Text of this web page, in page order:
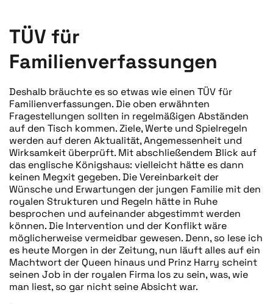
TÜV für
Familienverfassungen
Deshalb bräuchte es so etwas wie einen TÜV für
Familienverfassungen. Die oben erwähnten
Fragestellungen sollten in regelmäßigen Abständen
auf den Tisch kommen. Ziele, Werte und Spielregeln
werden auf deren Aktualität, Angemessenheit und
Wirksamkeit überprüft. Mit abschließendem Blick auf
das englische Königshaus: vielleicht hätte es dann
keinen Megxit gegeben. Die Vereinbarkeit der
Wünsche und Erwartungen der jungen Familie mit den
royalen Strukturen und Regeln hätte in Ruhe
besprochen und aufeinander abgestimmt werden
können. Die Intervention und der Konflikt wäre
möglicherweise vermeidbar gewesen. Denn, so lese ich
es heute Morgen in der Zeitung, nun läuft alles auf ein
Machtwort der Queen hinaus und Prinz Harry scheint
seinen Job in der royalen Firma los zu sein, was, wie
man liest, so gar nicht seine Absicht war.